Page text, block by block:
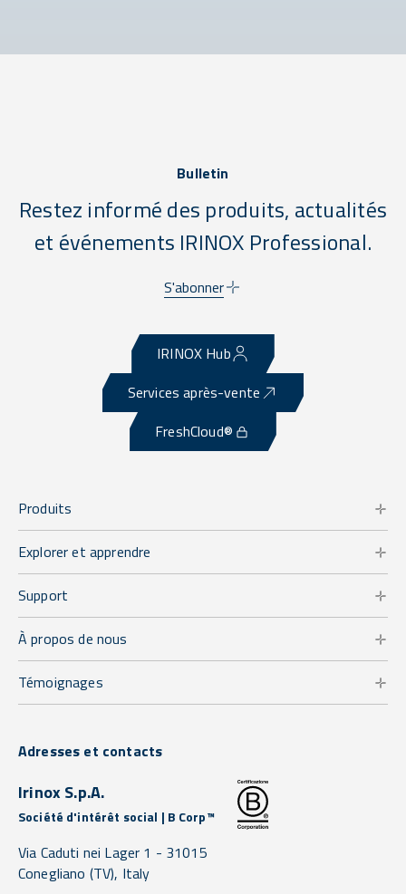
Bulletin
Restez informé des produits, actualités
et événements IRINOX Professional.
S'abonner
IRINOX Hub
Services après-vente
FreshCloud®
Produits
Explorer et apprendre
Support
À propos de nous
Témoignages
Adresses et contacts
Irinox S.p.A.
Société d'intérêt social | B Corp™
Via Caduti nei Lager 1 - 31015
Conegliano (TV), Italy